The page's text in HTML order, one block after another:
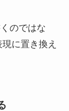
のではな
に置き換え